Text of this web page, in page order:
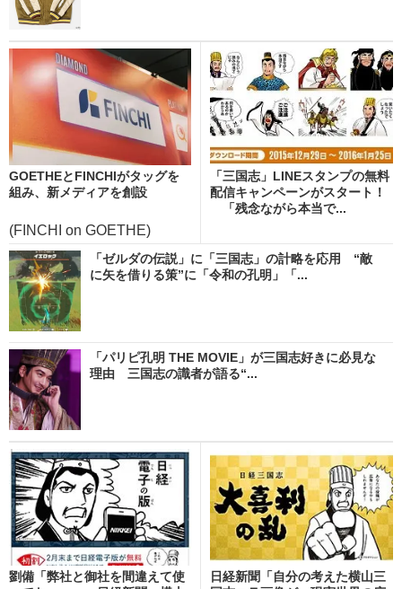
GOETHEとFINCHIがタッグを
組み、新メディアを創設
(FINCHI on GOETHE)
「三国志」LINEスタンプの無料
配信キャンペーンがスタート！
「残念ながら本当で...
「ゼルダの伝説」に「三国志」の計略を応用 “敵
に矢を借りる策”に「令和の孔明」「...
「パリピ孔明 THE MOVIE」が三国志好きに必見な
理由 三国志の識者が語る“...
劉備「弊社と御社を間違えて使
日経新聞「自分の考えた横山三